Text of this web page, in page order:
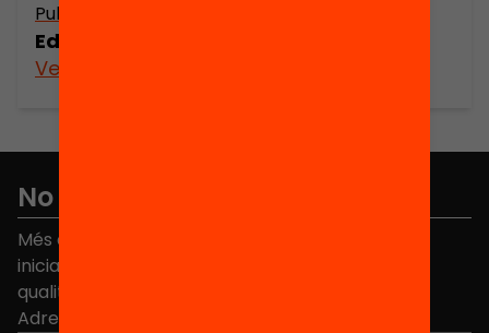
Publicació
Educació d’Adults La Perona
Veure’n més
No et perdis res
Més de 40.000 persones ja han triat Equitat. Rep
iniciatives, propostes i projectes per millorar la
qualitat de l'educació a Catalunya.
Adreça electrònica